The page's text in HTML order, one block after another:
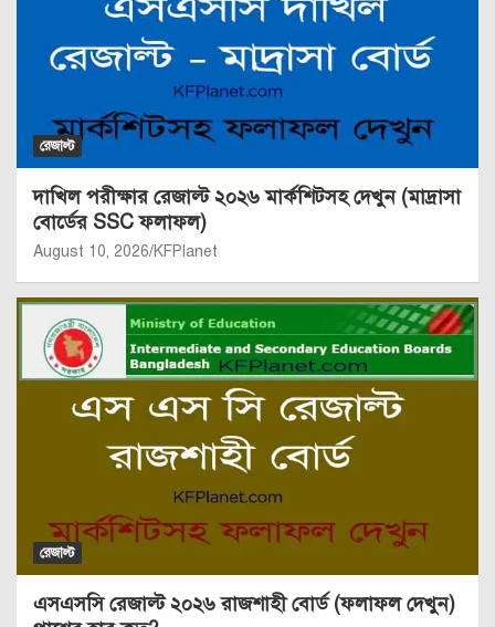
রেজাল্ট
দাখিল পরীক্ষার রেজাল্ট ২০২৬ মার্কশিটসহ দেখুন (মাদ্রাসা
বোর্ডের SSC ফলাফল)
August 10, 2026 KFPlanet
রেজাল্ট
এসএসসি রেজাল্ট ২০২৬ রাজশাহী বোর্ড (ফলাফল দেখুন)